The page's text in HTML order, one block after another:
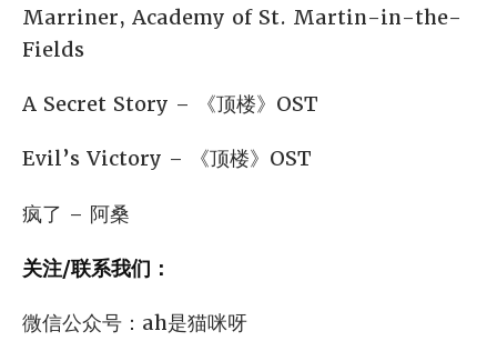
Marriner, Academy of St. Martin-in-the-
Fields
A Secret Story – 《顶楼》OST
Evil’s Victory – 《顶楼》OST
疯了 – 阿桑
关注/联系我们：
微信公众号：ah是猫咪呀